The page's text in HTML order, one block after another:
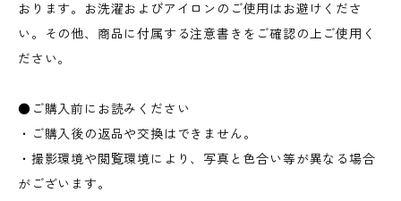
おります。お洗濯およびアイロンのご使用はお避けくださ
い。その他、商品に付属する注意書きをご確認の上ご使用く
ださい。
●ご購入前にお読みください
・ご購入後の返品や交換はできません。
・撮影環境や閲覧環境により、写真と色合い等が異なる場合
がございます。